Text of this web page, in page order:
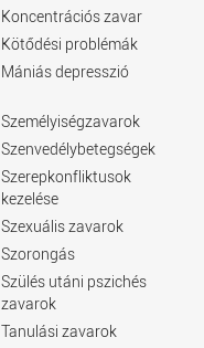
Koncentrációs zavar
Kötődési problémák
Mániás depresszió
Személyiségzavarok
Szenvedélybetegségek
Szerepkonfliktusok
kezelése
Szexuális zavarok
Szorongás
Szülés utáni pszichés
zavarok
Tanulási zavarok